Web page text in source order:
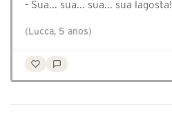
- Sua... sua... sua... sua lagosta!
(Lucca, 5 anos)